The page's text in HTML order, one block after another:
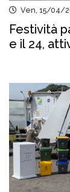
Ven, 15/04/
Festività
e il 24,